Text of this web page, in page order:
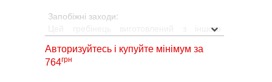
Запобіжні заходи:
Цей гребінець виготовлений з іншого
матеріалу, ніж наша звичайна модель,
тому його текстура (твердість)
відрізняється.
Авторизуйтесь і купуйте мінімум за
764грн